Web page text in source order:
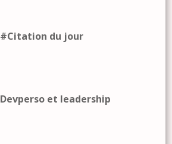
#Citation du jour
Devperso et leadership